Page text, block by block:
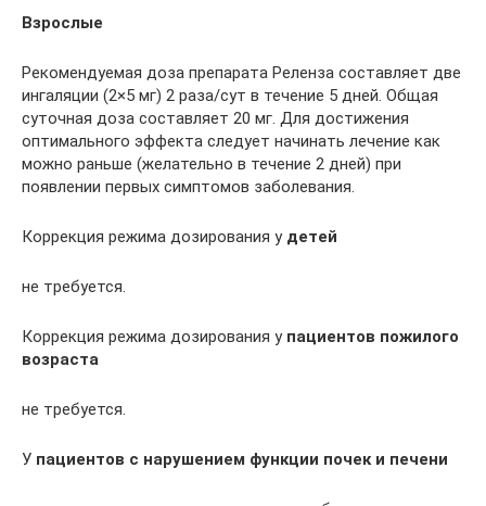
Взрослые
Рекомендуемая доза препарата Реленза составляет две
ингаляции (2×5 мг) 2 раза/сут в течение 5 дней. Общая
суточная доза составляет 20 мг. Для достижения
оптимального эффекта следует начинать лечение как
можно раньше (желательно в течение 2 дней) при
появлении первых симптомов заболевания.
Коррекция режима дозирования у детей
не требуется.
Коррекция режима дозирования у пациентов пожилого
возраста
не требуется.
У пациентов с нарушением функции почек и печени